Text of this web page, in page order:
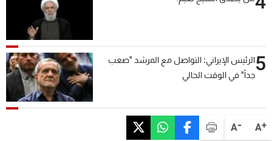
A+
A-
5الرئيس الإيراني: التواصل مع المرشد "صعب
جداً" في الوقت الحالي